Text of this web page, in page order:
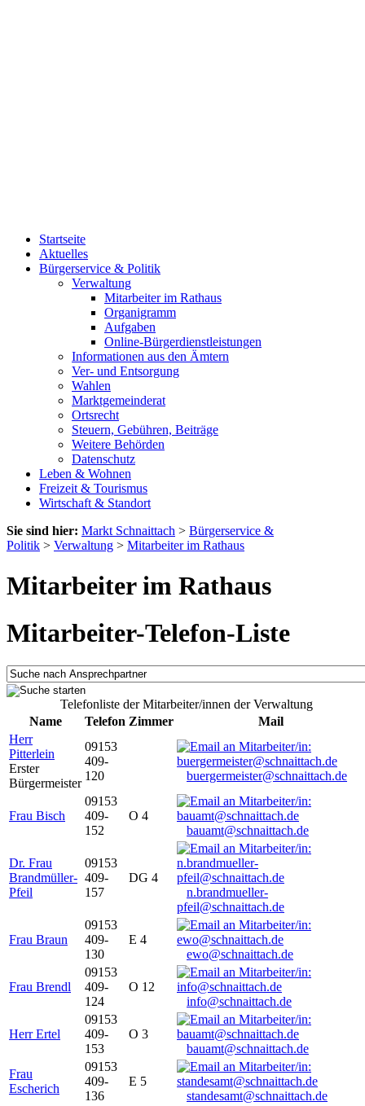
Startseite
Aktuelles
Bürgerservice & Politik
Verwaltung
Mitarbeiter im Rathaus
Organigramm
Aufgaben
Online-Bürgerdienstleistungen
Informationen aus den Ämtern
Ver- und Entsorgung
Wahlen
Marktgemeinderat
Ortsrecht
Steuern, Gebühren, Beiträge
Weitere Behörden
Datenschutz
Leben & Wohnen
Freizeit & Tourismus
Wirtschaft & Standort
Sie sind hier: Markt Schnaittach > Bürgerservice &
Politik > Verwaltung > Mitarbeiter im Rathaus
Mitarbeiter im Rathaus
Mitarbeiter-Telefon-Liste
Telefonliste der Mitarbeiter/innen der Verwaltung
Name
Telefon Zimmer
Mail
Herr
Pitterlein
Erster
Bürgermeister
09153
409-
120
buergermeister@schnaittach.de
Frau Bisch
09153
409-
152
O 4
bauamt@schnaittach.de
Dr. Frau
Brandmüller-
Pfeil
09153
409-
157
DG 4
n.brandmueller-
pfeil@schnaittach.de
Frau Braun
09153
409-
130
E 4
ewo@schnaittach.de
Frau Brendl
09153
409-
124
O 12
info@schnaittach.de
Herr Ertel
09153
409-
153
O 3
bauamt@schnaittach.de
Frau
Escherich
09153
409-
136
E 5
standesamt@schnaittach.de